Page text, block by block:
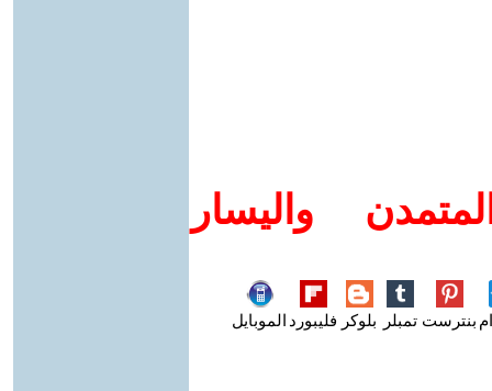
واليسار
بنترست تمبلر بلوكر فليبورد الموبايل